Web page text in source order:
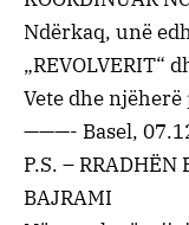
Ndërkaq, unë
„REVOLVERIT“
Vete dhe
———- Basel,
P.S. –
BAJRAMI